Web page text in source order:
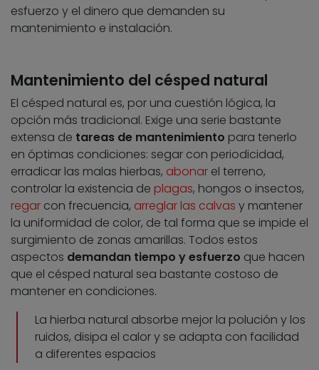
esfuerzo y el dinero que demanden su
mantenimiento e instalación.
Mantenimiento del césped natural
El césped natural es, por una cuestión lógica, la
opción más tradicional. Exige una serie bastante
extensa de tareas de mantenimiento para tenerlo
en óptimas condiciones: segar con periodicidad,
erradicar las malas hierbas, abonar el terreno,
controlar la existencia de plagas, hongos o insectos,
regar con frecuencia, arreglar las calvas y mantener
la uniformidad de color, de tal forma que se impide el
surgimiento de zonas amarillas. Todos estos
aspectos demandan tiempo y esfuerzo que hacen
que el césped natural sea bastante costoso de
mantener en condiciones.
La hierba natural absorbe mejor la polución y los
ruidos, disipa el calor y se adapta con facilidad
a diferentes espacios